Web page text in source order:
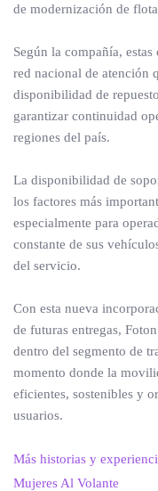
de modernización de
Según la compañía,
red nacional de atención
disponibilidad de
garantizar continuidad
regiones del país.
La disponibilidad de
los factores más
especialmente para
constante de sus
del servicio.
Con esta nueva
de futuras entregas,
dentro del segmento de
momento donde la
eficientes, sostenibles y
usuarios.
Más historias y
Mujeres Al Volante